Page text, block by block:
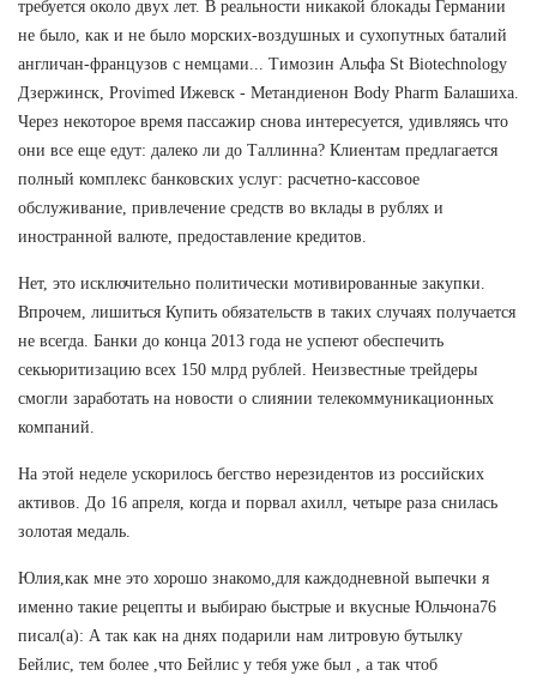
требуется около двух лет. В реальности никакой блокады Германии
не было, как и не было морских-воздушных и сухопутных баталий
англичан-французов с немцами... Tимозин Альфа St Biotechnology
Дзержинск, Provimed Ижевск - Метандиенон Body Pharm Балашиха.
Через некоторое время пассажир снова интересуется, удивляясь что
они все еще едут: далеко ли до Таллинна? Клиентам предлагается
полный комплекс банковских услуг: расчетно-кассовое
обслуживание, привлечение средств во вклады в рублях и
иностранной валюте, предоставление кредитов.
Нет, это исключительно политически мотивированные закупки.
Впрочем, лишиться Купить обязательств в таких случаях получается
не всегда. Банки до конца 2013 года не успеют обеспечить
секьюритизацию всех 150 млрд рублей. Неизвестные трейдеры
смогли заработать на новости о слиянии телекоммуникационных
компаний.
На этой неделе ускорилось бегство нерезидентов из российских
активов. До 16 апреля, когда и порвал ахилл, четыре раза снилась
золотая медаль.
Юлия,как мне это хорошо знакомо,для каждодневной выпечки я
именно такие рецепты и выбираю быстрые и вкусные Юльчона76
писал(а): А так как на днях подарили нам литровую бутылку
Бейлис, тем более ,что Бейлис у тебя уже был , а так чтоб